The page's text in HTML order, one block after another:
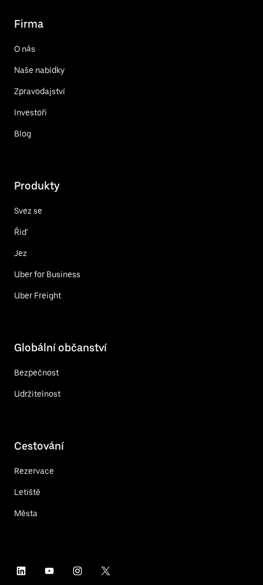
Firma
O nás
Naše nabídky
Zpravodajství
Investoři
Blog
Produkty
Svez se
Řiď
Jez
Uber for Business
Uber Freight
Globální občanství
Bezpečnost
Udržitelnost
Cestování
Rezervace
Letiště
Města